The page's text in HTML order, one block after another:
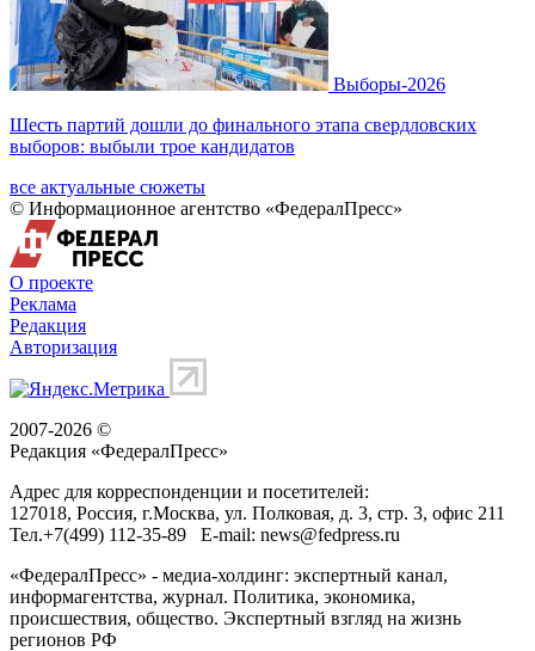
Выборы-2026
Шесть партий дошли до финального этапа свердловских
выборов: выбыли трое кандидатов
все актуальные сюжеты
© Информационное агентство «ФедералПресс»
О проекте
Реклама
Редакция
Авторизация
2007-2026 ©
Редакция «ФедералПресс»
Адрес для корреспонденции и посетителей:
127018, Россия, г.Москва, ул. Полковая, д. 3, стр. 3, офис 211
Тел.+7(499) 112-35-89 E-mail: news@fedpress.ru
«ФедералПресс» - медиа-холдинг: экспертный канал,
информагентства, журнал. Политика, экономика,
происшествия, общество. Экспертный взгляд на жизнь
регионов РФ